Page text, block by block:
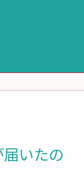
いたの